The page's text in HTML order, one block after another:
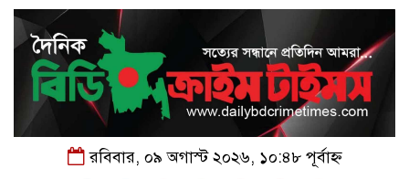
রবিবার, ০৯ অগাস্ট ২০২৬, ১০:৪৮ পূর্বাহ্ন